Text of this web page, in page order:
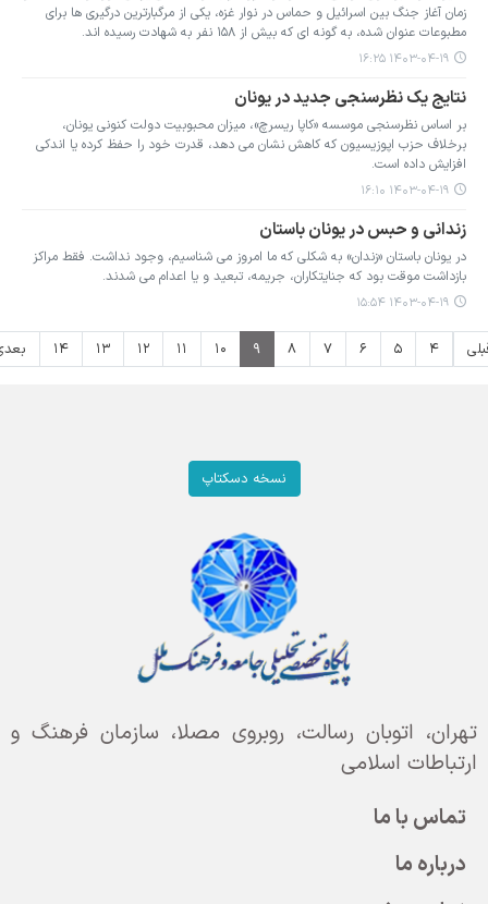
زمان آغاز جنگ بین اسرائیل و حماس در نوار غزه، یکی از مرگبارترین درگیری ها برای
مطبوعات عنوان شده، به گونه ای که بیش از ۱۵۸ نفر به شهادت رسیده اند.
۱۴۰۳-۰۴-۱۹ ۱۶:۲۵
نتایج یک نظرسنجی جدید در یونان
بر اساس نظرسنجی موسسه «کاپا ریسرچ»، میزان محبوبیت دولت کنونی یونان،
برخلاف حزب اپوزیسیون که کاهش نشان می دهد، قدرت خود را حفظ کرده یا اندکی
افزایش داده است.
۱۴۰۳-۰۴-۱۹ ۱۶:۱۰
زندانی و حبس در یونان باستان
در یونان باستان «زندان» به شکلی که ما امروز می شناسیم، وجود نداشت. فقط مراکز
بازداشت موقت بود که جنایتکاران، جریمه، تبعید و یا اعدام می شدند.
۱۴۰۳-۰۴-۱۹ ۱۵:۵۴
۴ ۵ ۶ ۷ ۸ ۹ ۱۰ ۱۱ ۱۲ ۱۳ ۱۴
نسخه دسکتاپ
تهران، اتوبان رسالت، روبروی مصلا، سازمان فرهنگ و
ارتباطات اسلامی
تماس با ما
درباره ما